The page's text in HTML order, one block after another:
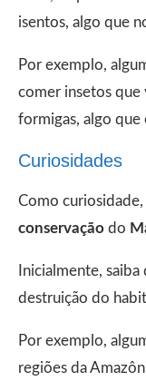
isentos, algo que
Por exemplo,
comer insetos que
formigas, algo que
Curiosidades
Como
conservação do
Inicialmente,
destruição do
Por exemplo,
regiões da